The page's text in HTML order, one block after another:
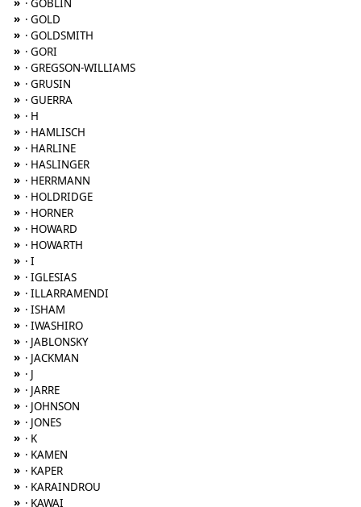
· GOBLIN
» · GOLD
» · GOLDSMITH
» · GORI
» · GREGSON-WILLIAMS
» · GRUSIN
» · GUERRA
» · H
» · HAMLISCH
» · HARLINE
» · HASLINGER
» · HERRMANN
» · HOLDRIDGE
» · HORNER
» · HOWARD
» · HOWARTH
» · I
» · IGLESIAS
» · ILLARRAMENDI
» · ISHAM
» · IWASHIRO
» · JABLONSKY
» · JACKMAN
» · J
» · JARRE
» · JOHNSON
» · JONES
» · K
» · KAMEN
» · KAPER
» · KARAINDROU
» · KAWAI